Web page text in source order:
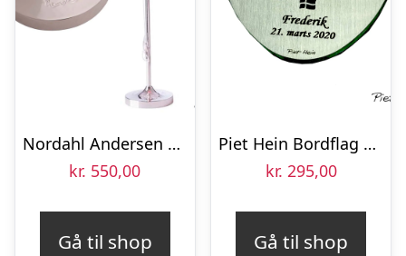
Nordahl Andersen Dåbsflag 38,5 cm krom
kr. 550,00
Gå til shop
Piet Hein Bordflag 35 cm stål – KUN LØS FOD
kr. 295,00
Gå til shop